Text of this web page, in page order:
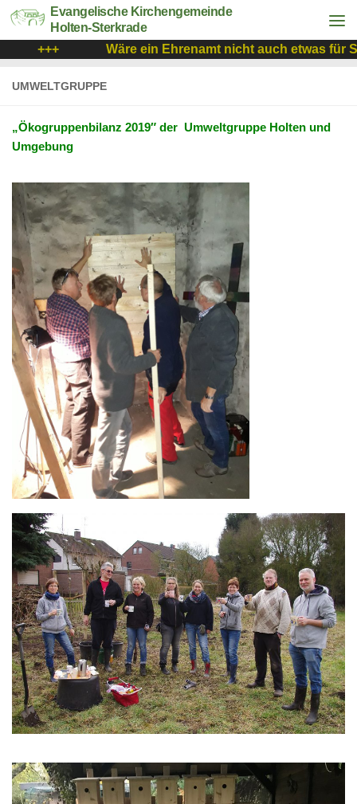
Evangelische Kirchengemeinde
Holten-Sterkrade
Wäre ein Ehrenamt nicht auch etwas für Sie?
UMWELTGRUPPE
„Ökogruppenbilanz 2019″ der Umweltgruppe Holten und
Umgebung